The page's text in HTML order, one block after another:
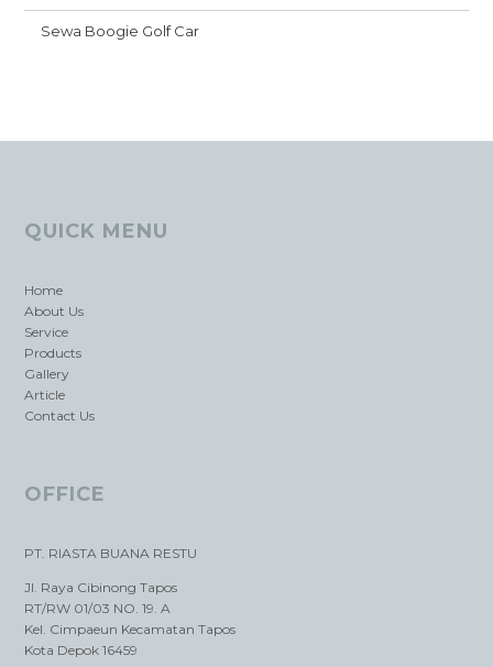
Sewa Boogie Golf Car
QUICK MENU
Home
About Us
Service
Products
Gallery
Article
Contact Us
OFFICE
PT. RIASTA BUANA RESTU
Jl. Raya Cibinong Tapos
RT/RW 01/03 NO. 19. A
Kel. Cimpaeun Kecamatan Tapos
Kota Depok 16459